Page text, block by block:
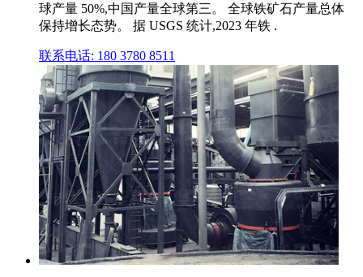
球产量 50%,中国产量全球第三。 全球铁矿石产量总体
保持增长态势。 据 USGS 统计,2023 年铁 .
联系电话: 180 3780 8511